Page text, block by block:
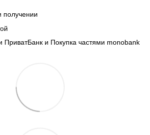
ПриватБанк и Покупка частями monobank